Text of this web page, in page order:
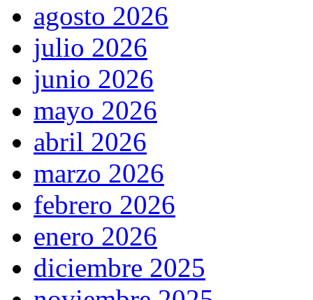
agosto 2026
julio 2026
junio 2026
mayo 2026
abril 2026
marzo 2026
febrero 2026
enero 2026
diciembre 2025